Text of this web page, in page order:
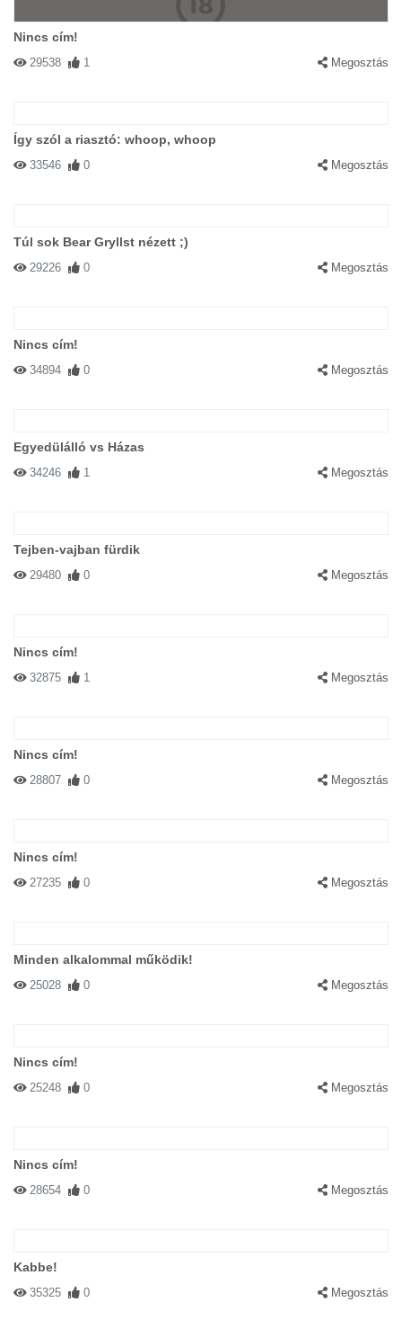
Nincs cím!
29538 1 Megosztás
Így szól a riasztó: whoop, whoop
33546 0 Megosztás
Túl sok Bear Gryllst nézett ;)
29226 0 Megosztás
Nincs cím!
34894 0 Megosztás
Egyedülálló vs Házas
34246 1 Megosztás
Tejben-vajban fürdik
29480 0 Megosztás
Nincs cím!
32875 1 Megosztás
Nincs cím!
28807 0 Megosztás
Nincs cím!
27235 0 Megosztás
Minden alkalommal működik!
25028 0 Megosztás
Nincs cím!
25248 0 Megosztás
Nincs cím!
28654 0 Megosztás
Kabbe!
35325 0 Megosztás